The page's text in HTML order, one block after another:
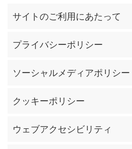
サイトのご利用にあたって
プライバシーポリシー
ソーシャルメディアポリシー
クッキーポリシー
ウェブアクセシビリティ